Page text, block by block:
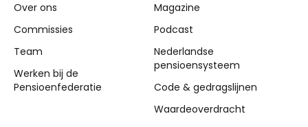
Over ons
Commissies
Team
Werken bij de
Pensioenfederatie
Magazine
Podcast
Nederlandse
pensioensysteem
Code & gedragslijnen
Waardeoverdracht